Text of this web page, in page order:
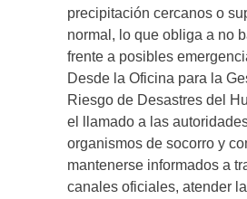
precipitación cercanos o
normal, lo que obliga a no
frente a posibles
Desde la Oficina para la
Riesgo de Desastres del
el llamado a las
organismos de socorro y
mantenerse informados a
canales oficiales, atender